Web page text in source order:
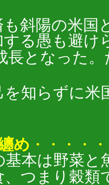
斜陽の米国
る愚も避け
長となった
を知らずに
め ・・・・
基本は野菜
、つまり穀